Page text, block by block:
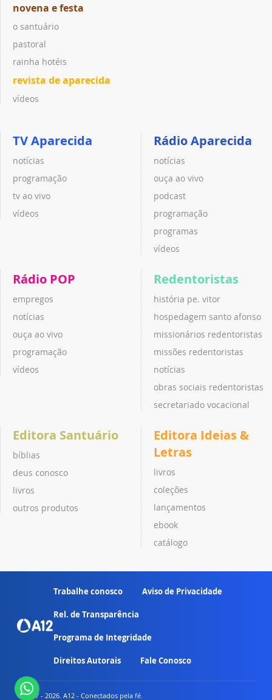
novena e festa
o santuário
pastoral
rainha hotéis
revista de aparecida
vídeos
TV Aparecida
notícias
programação
tv ao vivo
vídeos
Rádio Aparecida
notícias
ouça ao vivo
podcast
programação
programas
vídeos
Rádio POP
empregos
notícias
ouça ao vivo
programação
vídeos
Redentoristas
história pe. vitor
hospedagem santo afonso
missionários redentoristas
missões redentoristas
notícias
obras sociais redentoristas
secretariado vocacional
Editora Santuário
bíblias
deus conosco
livros
outros produtos
Editora Ideias &
Letras
livros
coleções
lançamentos
ebook
catálogo
Trabalhe conosco Aviso de Privacidade
Rel. de Transparência
Programa de Integridade
Direitos Autorais Fale Conosco
© 2007 - 2026. A12 - Conectados pela fé.